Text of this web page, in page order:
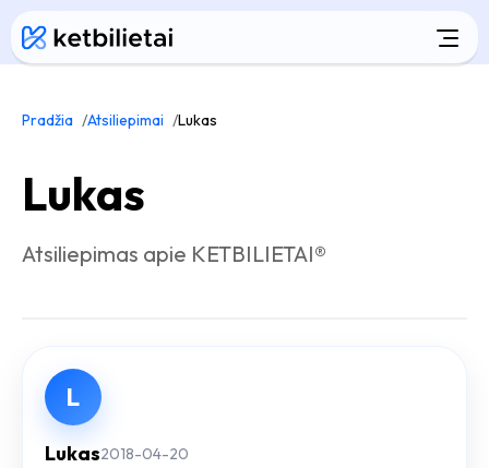
Pradžia Atsiliepimai Lukas
Lukas
Atsiliepimas apie KETBILIETAI®
L
Lukas2018-04-20